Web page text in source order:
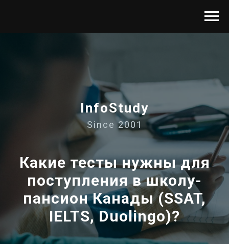
InfoStudy
Since 2001
Какие тесты нужны для
поступления в школу-
пансион Канады (SSAT,
IELTS, Duolingo)?